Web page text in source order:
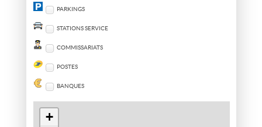
PARKINGS
STATIONS SERVICE
COMMISSARIATS
POSTES
BANQUES
+